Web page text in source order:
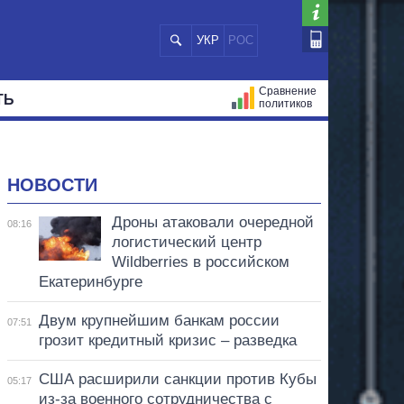
УКР РОС
Сравнение
политиков
НОВОСТИ
08:16
Дроны атаковали очередной
логистический центр
Wildberries в российском
Екатеринбурге
07:51
Двум крупнейшим банкам россии
грозит кредитный кризис – разведка
05:17
США расширили санкции против Кубы
из-за военного сотрудничества с